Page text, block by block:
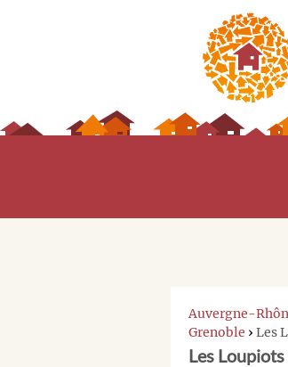
Auvergne-
Grenoble › Les
Les